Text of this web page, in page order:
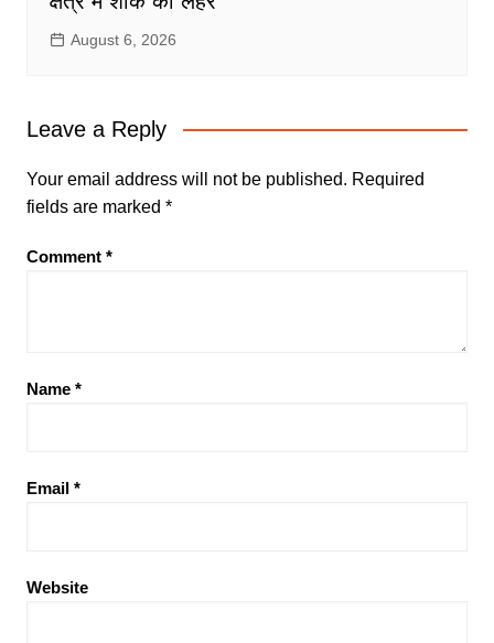
August 6, 2026
Leave a Reply
Your email address will not be published. Required
fields are marked *
Comment *
Name *
Email *
Website